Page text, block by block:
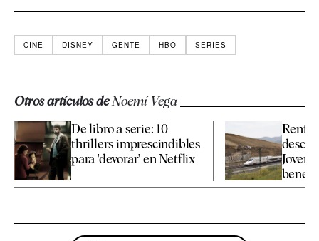
CINE DISNEY GENTE HBO SERIES
Otros artículos deNoemí Vega
De libro a serie: 10
thrillers imprescindibles
para 'devorar' en Netflix
Renfe
Joven